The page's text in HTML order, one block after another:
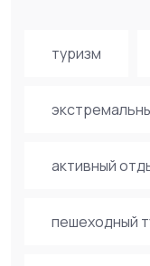
туризм
активный
пешеходный